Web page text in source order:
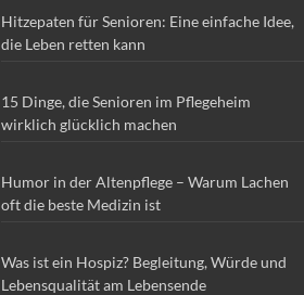
Hitzepaten für Senioren: Eine einfache Idee,
die Leben retten kann
15 Dinge, die Senioren im Pflegeheim
wirklich glücklich machen
Humor in der Altenpflege – Warum Lachen
oft die beste Medizin ist
Was ist ein Hospiz? Begleitung, Würde und
Lebensqualität am Lebensende